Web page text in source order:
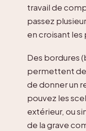
travail de
passez
en croisant les
Des bordures
permettent de
de donner un
pouvez les
extérieur, ou
de la grave